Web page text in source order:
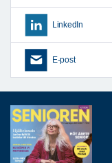
LinkedIn
E-post